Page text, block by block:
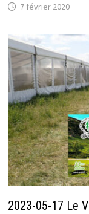
7 février 2020
2023-05-17 Le